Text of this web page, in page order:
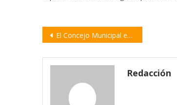
Navegación
entradas
El Concejo Municipal entregará reconocimientos a Pymes locales
Redacción